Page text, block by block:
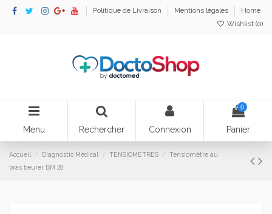
Politique de Livraison Mentions légales
Home
Wishlist (0)
Menu Rechercher Connexion
0
Panier
Accueil Diagnostic Médical TENSIOMÈTRES
Tensiomètre au
bras beurer BM 28